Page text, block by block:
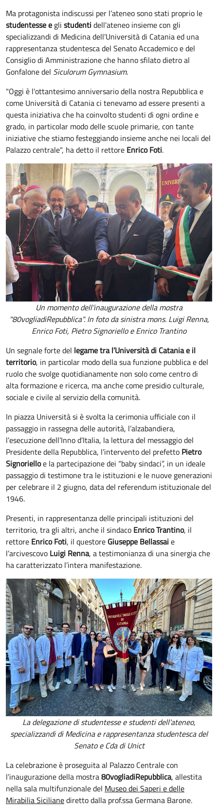
Ma protagonista indiscussi per l’ateneo sono stati proprio le
studentesse e gli studenti dell'ateneo insieme con gli
specializzandi di Medicina dell’Università di Catania ed una
rappresentanza studentesca del Senato Accademico e del
Consiglio di Amministrazione che hanno sfilato dietro al
Gonfalone del Siculorum Gymnasium.
"Oggi è l'ottantesimo anniversario della nostra Repubblica e
come Università di Catania ci tenevamo ad essere presenti a
questa iniziativa che ha coinvolto studenti di ogni ordine e
grado, in particolar modo delle scuole primarie, con tante
iniziative che stiamo festeggiando insieme anche nei locali del
Palazzo centrale", ha detto il rettore Enrico Foti.
Un momento dell'inaugurazione della mostra
"80vogliadiRepubblica". In foto da sinistra mons. Luigi Renna,
Enrico Foti, Pietro Signoriello e Enrico Trantino
Un segnale forte del legame tra l’Università di Catania e il
territorio, in particolar modo della sua funzione pubblica e del
ruolo che svolge quotidianamente non solo come centro di
alta formazione e ricerca, ma anche come presidio culturale,
sociale e civile al servizio della comunità.
In piazza Università si è svolta la cerimonia ufficiale con il
passaggio in rassegna delle autorità, l’alzabandiera,
l’esecuzione dell’Inno d’Italia, la lettura del messaggio del
Presidente della Repubblica, l’intervento del prefetto Pietro
Signorielloe la partecipazione dei “baby sindaci”, in un ideale
passaggio di testimone tra le istituzioni e le nuove generazioni
per celebrare il 2 giugno, data del referendum istituzionale del
1946.
Presenti, in rappresentanza delle principali istituzioni del
territorio, tra gli altri, anche il sindaco Enrico Trantino, il
rettore Enrico Foti, il questore Giuseppe Bellassai e
l’arcivescovo Luigi Renna, a testimonianza di una sinergia che
ha caratterizzato l’intera manifestazione.
La delegazione di studentesse e studenti dell'ateneo,
specializzandi di Medicina e rappresentanza studentesca del
Senato e Cda di Unict
La celebrazione è proseguita al Palazzo Centrale con
l’inaugurazione della mostra80vogliadiRepubblica, allestita
nella sala multifunzionale del Museo dei Saperi e delle
Mirabilia Sicilianediretto dalla prof.ssa Germana Barone.